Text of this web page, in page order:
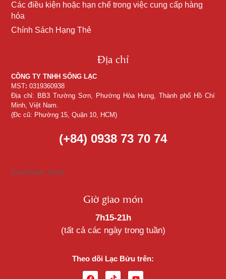
Các điều kiện hoặc hạn chế trong việc cung cấp hàng
hóa
Chính Sách Hạng Thẻ
Địa chỉ
CÔNG TY TNHH SỐNG LẠC
MST: 0319360938
Địa chỉ: BB3 Trường Sơn, Phường Hòa Hưng, Thành phố Hồ Chí
Minh, Việt Nam.
(Đc cũ: Phường 15, Quận 10, HCM)
(+84) 0938 73 70 74
[countdown_timer]
Giờ giao món
7h15-21h
(tất cả các ngày trong tuần)
Theo dõi Lạc Bửu trên: